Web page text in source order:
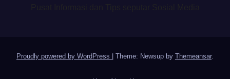
Proudly powered by WordPress Theme: Newsup by Themeansar.